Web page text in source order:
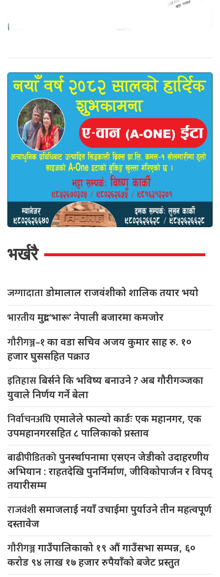
भर्खरै
जग्गादाताडोमालाल राजवंशीको शालिक तयार भयो
भारतीयमुद्रा ‘भारू’ नेपाली बजारमा कमजाेर
गौरीगञ्ज–१का वडा सचिव अजय कुमार साह रु. १०
हजार घुससहित पक्राउ
इतिहासबिर्सने कि भविष्य बनाउने ? अब गौरीगञ्जका
युवाले निर्णय गर्ने बेला
निर्वाचनअघिएमालेले फाल्यो कार्डः एक महानगर, एक
उपमहानगरसहित ८ पालिकाको प्रस्ताव
बाढीपीडितकोपुनर्स्थापनामा एसएन जेडीको उदाहरणीय
अभियान : राहतदेखि पुनर्निर्माण, जीविकोपार्जन र विपद्
तयारीसम्म
राजवंशीसमाजलाई नयाँ उचाईमा पुर्याउने तीन महत्वपूर्ण
दस्तावेज
गौरीगञ्जगाउँपालिकाको १९ औं गाउँसभा सम्पन्न, ६०
करोड ९४ लाख १७ हजार रुपैयाँको बजेट प्रस्तुत